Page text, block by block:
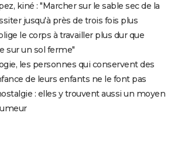
kiné : "Marcher sur le sable sec de la
jusqu'à près de trois fois plus
le corps à travailler plus dur que
sur un sol ferme"
les personnes qui conservent des
de leurs enfants ne le font pas
: elles y trouvent aussi un moyen